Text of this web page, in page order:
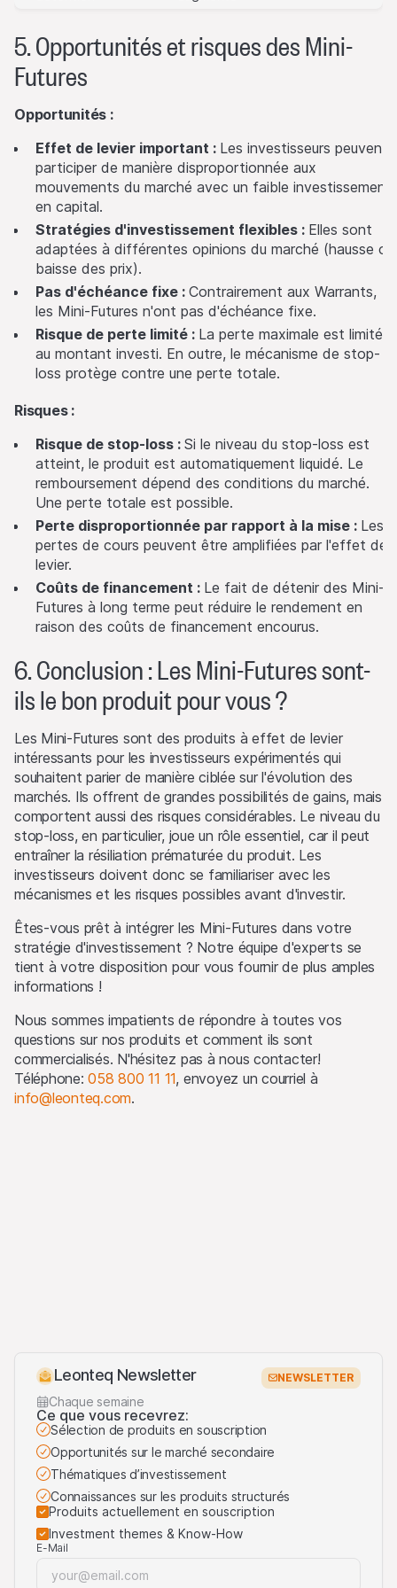
5. Opportunités et risques des Mini-
Futures
Opportunités :
Effet de levier important : Les investisseurs peuvent
participer de manière disproportionnée aux
mouvements du marché avec un faible investissement
en capital.
Stratégies d'investissement flexibles : Elles sont
adaptées à différentes opinions du marché (hausse ou
baisse des prix).
Pas d'échéance fixe : Contrairement aux Warrants,
les Mini-Futures n'ont pas d'échéance fixe.
Risque de perte limité : La perte maximale est limitée
au montant investi. En outre, le mécanisme de stop-
loss protège contre une perte totale.
Risques :
Risque de stop-loss : Si le niveau du stop-loss est
atteint, le produit est automatiquement liquidé. Le
remboursement dépend des conditions du marché.
Une perte totale est possible.
Perte disproportionnée par rapport à la mise : Les
pertes de cours peuvent être amplifiées par l'effet de
levier.
Coûts de financement : Le fait de détenir des Mini-
Futures à long terme peut réduire le rendement en
raison des coûts de financement encourus.
6. Conclusion : Les Mini-Futures sont-
ils le bon produit pour vous ?
Les Mini-Futures sont des produits à effet de levier
intéressants pour les investisseurs expérimentés qui
souhaitent parier de manière ciblée sur l'évolution des
marchés. Ils offrent de grandes possibilités de gains, mais
comportent aussi des risques considérables. Le niveau du
stop-loss, en particulier, joue un rôle essentiel, car il peut
entraîner la résiliation prématurée du produit. Les
investisseurs doivent donc se familiariser avec les
mécanismes et les risques possibles avant d'investir.
Êtes-vous prêt à intégrer les Mini-Futures dans votre
stratégie d'investissement ? Notre équipe d'experts se
tient à votre disposition pour vous fournir de plus amples
informations !
Nous sommes impatients de répondre à toutes vos
questions sur nos produits et comment ils sont
commercialisés. N'hésitez pas à nous contacter!
Téléphone:058 800 11 11, envoyez un courriel à
info@leonteq.com.
NEWSLETTER
Leonteq Newsletter
Chaque semaine
Ce que vous recevrez:
Sélection de produits en souscription
Opportunités sur le marché secondaire
Thématiques d’investissement
Connaissances sur les produits structurés
Produits actuellement en souscription
Investment themes & Know-How
E-Mail
Performance
Les performances passées ne sont pas une indication ou
une garantie des performances futures d'un produit ou d'un
être sujette à des fluctuations et, dans certaines
montant initial investi. Les fluctuations des taux de change
peuvent également entraîner une hausse ou une baisse de la
valeur d'un investissement.
Restrictions à la vente
Aucune mesure n'a été ou ne sera prise pour permettre
l'offre publique des produits ou la possession ou la
distribution de tout matériel d'offre relatif aux produits dans
toute juridiction, lorsqu'une telle mesure est requise à cette
fin. Restrictions de vente En conséquence, toute offre,
vente ou livraison des produits, ou distribution ou
publication de tout document d'offre relatif aux produits,
ne peut être effectuée dans ou à partir de toute juridiction
que dans le respect des lois et règlements applicables
n'imposant aucune obligation aux émetteurs ou au chef de
file. Les éventuelles limitations résultant de restrictions
légales en matière de communication et d'activités
transfrontalières concernant les produits et les informations
connexes restent réservées. Les juridictions les plus
importantes où les produits ne peuvent pas être distribués
au public sont l'EEE, le Royaume-Uni, Hong Kong et
Singapour.
Les produits ne peuvent être offerts ou vendus aux États-
Unis, ou à des personnes américaines (telles que définies
Des informations détaillées sur les restrictions de vente
sont publiées dans le programme d'émission respectif, qui
est publié sur ce Site Web et à l'adresse
(Mai 2020)
Utilisation des logos tiers
Sur ce site web, nous pouvons afficher des logos
uniquement dans le but d'identifier les actifs sous-jacents
auxquels les produits sont liés. Pour plus d'informations,
consultez notre page surl'utilisation des logos tiers